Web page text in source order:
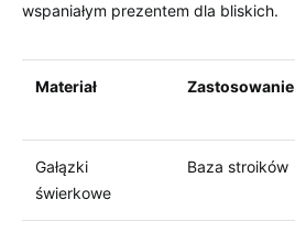
wspaniałym​ prezentem dla bliskich.
Materiał Zastosowanie
Gałązki
świerkowe
Baza stroików